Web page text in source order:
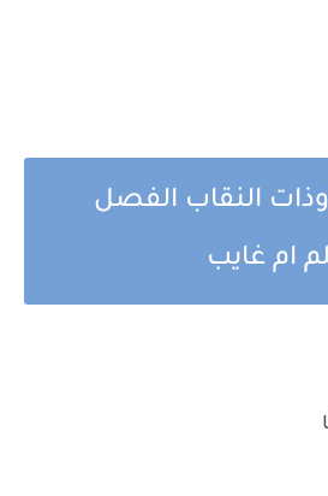
وذات النقاب الفصل
ام غايب